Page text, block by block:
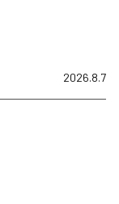
2026.8.7